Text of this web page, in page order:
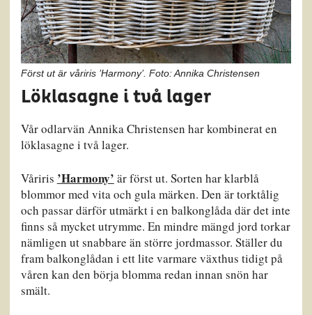
Först ut är våriris ’Harmony’. Foto: Annika Christensen
Löklasagne i två lager
Vår odlarvän Annika Christensen har kombinerat en
löklasagne i två lager.
Våriris ’Harmony’ är först ut. Sorten har klarblå
blommor med vita och gula märken. Den är torktålig
och passar därför utmärkt i en balkonglåda där det inte
finns så mycket utrymme. En mindre mängd jord torkar
nämligen ut snabbare än större jordmassor. Ställer du
fram balkonglådan i ett lite varmare växthus tidigt på
våren kan den börja blomma redan innan snön har
smält.